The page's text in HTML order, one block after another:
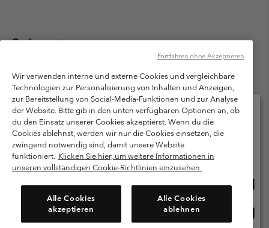
Österreich
Columbia Sportswear Austria GmbH. Moosfeldstraße 1, 5101
Bergheim, Salzburg Österreich. Alle Rechte vorbehalten.
Nutzungsbedingungen
Allgemeine Verkaufsbedingungen
Garantie
Datenschutzerklärung
Bestimmungen und Bedingungen des Mitglieder Programms
Nutzungsbedingungen Für Nutzergenerierte Inhalte
Cookies
Kundenservice: Mo- Fr. 9:00 - 13:00 & 14:00- 18:00 Uhr
(+)43720880525
Wir verwenden interne und externe Cookies und vergleichbare
Technologien zur Personalisierung von Inhalten und Anzeigen,
zur Bereitstellung von Social-Media-Funktionen und zur Analyse
der Website. Bitte gib in den unten verfügbaren Optionen an, ob
du den Einsatz unserer Cookies akzeptierst. Wenn du die
Cookies ablehnst, werden wir nur die Cookies einsetzen, die
zwingend notwendig sind, damit unsere Website
funktioniert. Klicken Sie hier, um weitere Informationen in
unseren vollständigen Cookie-Richtlinien einzusehen.
Alle Cookies
akzeptieren
Alle Cookies
ablehnen
Fortfahren ohne Akzeptieren
Bitte wählen Sie Ihr Lieferland und Ihre Sprache
Online-Einkauf verfügbar
Österreich